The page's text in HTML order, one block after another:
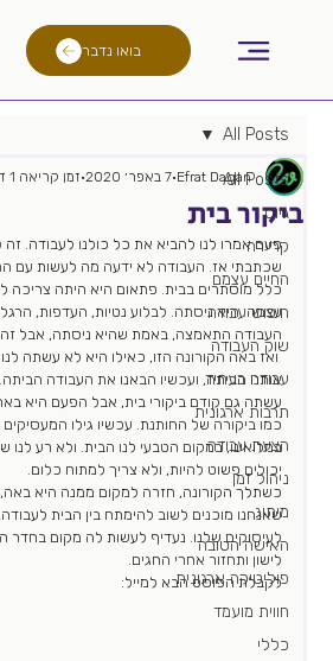
בואו נדבר
All Posts
גיוס
קריירה
החיים עצמם
חיפוש עבודה
שוק העבודה
עבודה בעתיד
תרבות ארגונית
הצעת עבודה
ניהול זמן
מיתוג
האישה הטובה
פוליטיקה ארגונית
חווית מועמד
כללי
All Posts
ביקור בית
Efrat Dagan 7 באפר׳ 2020 זמן קריאה 1 דקות
פעם אמרו לנו להביא את כל כולנו לעבודה.
שכתבתי אז. העבודה לא ידעה מה לעשות עם
כלל מוסתרים בבית. פתאום היא היתה צריכה
עצמה. היא ניסתה. לבלוע נטיות, העדפות,
העבודה התאמצה, באמת שהיא ניסתה, אבל זה
ואז באה הקורונה הזו, כאילו היא לא עשתה
אותנו הביתה, ועכשיו הבאנו את העבודה
עשתה גם קודם ביקורי בית, אבל הפעם היא
כמו ביקורה של החותנת. עכשיו גילו
במלואינו, במקום הטבעי לנו הבית. ולא רע
יכולים פשוט להיות, ולא צריך למתוח כלום.
כשתלך הקורונה, חזרה למקום ממנה היא
שאנחנו מוכנים לשוב להימתח בין הבית
לעיסוקים שלנו. נעדיף לעשות לה מקום
לישון ותחזור אחרי החגים.
לקבלת הפוסט הבא למייל: